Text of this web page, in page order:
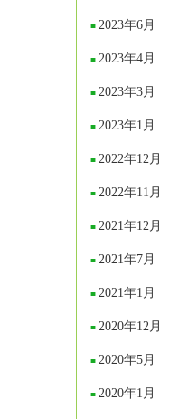
2023年6月
2023年4月
2023年3月
2023年1月
2022年12月
2022年11月
2021年12月
2021年7月
2021年1月
2020年12月
2020年5月
2020年1月